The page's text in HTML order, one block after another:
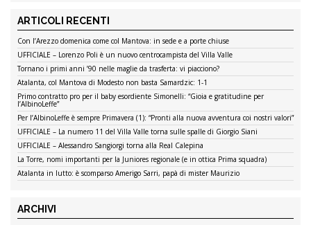
ARTICOLI RECENTI
Con l’Arezzo domenica come col Mantova: in sede e a porte chiuse
UFFICIALE – Lorenzo Poli è un nuovo centrocampista del Villa Valle
Tornano i primi anni ’90 nelle maglie da trasferta: vi piacciono?
Atalanta, col Mantova di Modesto non basta Samardzic: 1-1
Primo contratto pro per il baby esordiente Simonelli: “Gioia e gratitudine per
l’AlbinoLeffe”
Per l’AlbinoLeffe è sempre Primavera (1): “Pronti alla nuova avventura coi nostri valori”
UFFICIALE – La numero 11 del Villa Valle torna sulle spalle di Giorgio Siani
UFFICIALE – Alessandro Sangiorgi torna alla Real Calepina
La Torre, nomi importanti per la Juniores regionale (e in ottica Prima squadra)
Atalanta in lutto: è scomparso Amerigo Sarri, papà di mister Maurizio
ARCHIVI